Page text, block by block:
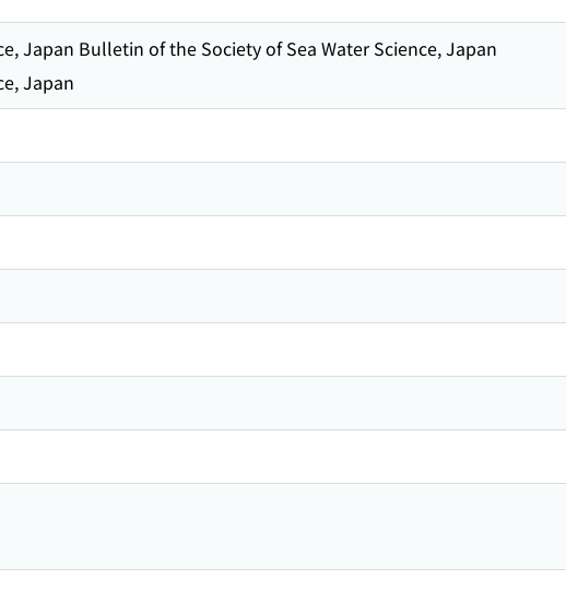
Japan Bulletin of the Society of Sea Water Science, Japan
Japan